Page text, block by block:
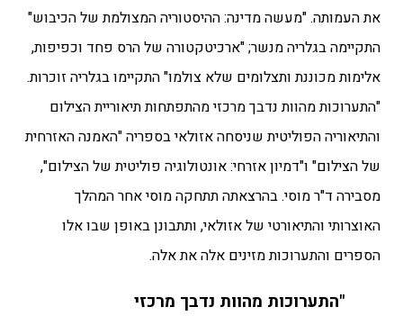
את העמותה. "מעשה מדינה: ההיסטוריה המצולמת של הכיבוש"
התקיימה בגלריה מנשר; "ארכיטקטורה של הרס פחד וכפיפות,
אלימות מכוננת ותצלומים שלא צולמו" התקיימו בגלריה זוכרות.
"התערוכות מהוות נדבך מרכזי מהתפתחות תיאוריית הצילום
והתיאוריה הפוליטית שניסחה אזולאי בספריה "האמנה האזרחית
של הצילום" ו"דמיון אזרחי: אונטולוגיה פוליטית של הצילום",
מסבירה ד"ר מוסי. בהרצאתה תתחקה מוסי אחר המהלך
האוצרותי והתיאורטי של אזולאי, ותתבונן באופן שבו אלו
הספרים והתערוכות מזינים אלה את אלה.
"התערוכות מהוות נדבך מרכזי